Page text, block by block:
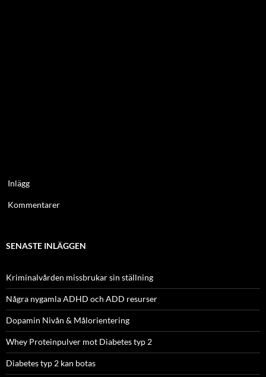
Inlägg
Kommentarer
SENASTE INLÄGGEN
Kriminalvården missbrukar sin ställning
Några nygamla ADHD och ADD resurser
Dopamin Nivån & Målorientering
Whey Proteinpulver mot Diabetes typ 2
Diabetes typ 2 kan botas